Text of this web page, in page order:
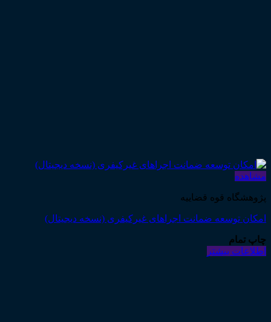
مشاهده
پژوهشگاه قوه قضاییه
امکان توسعه ضمانت اجراهای غیرکیفری (نسخه دیجیتال)
چاپ تمام
اطلاعات بیشتر